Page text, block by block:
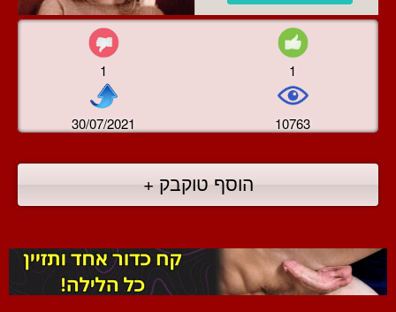
1 1
30/07/2021 10763
הוסף טוקבק +